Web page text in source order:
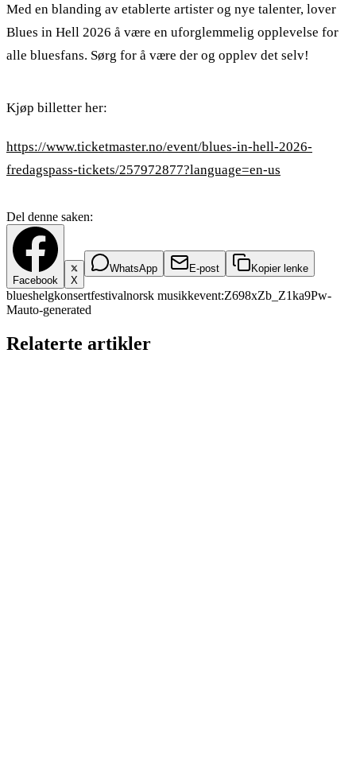
Med en blanding av etablerte artister og nye talenter, lover
Blues in Hell 2026 å være en uforglemmelig opplevelse for
alle bluesfans. Sørg for å være der og opplev det selv!
Kjøp billetter her:
https://www.ticketmaster.no/event/blues-in-hell-2026-
fredagspass-tickets/257972877?language=en-us
Del denne saken:
Facebook X
WhatsApp E-post Kopier lenke
blueshelgkonsertfestivalnorsk musikkevent:Z698xZb_Z1ka9Pw-
Mauto-generated
Relaterte artikler